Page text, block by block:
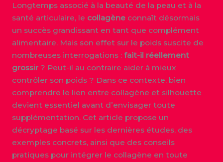
Longtemps associé à la beauté de la peau et à la
santé articulaire, le collagèneconnaît désormais
un succès grandissant en tant que complément
alimentaire. Mais son effet sur le poids suscite de
nombreuses interrogations : fait-il réellement
grossir? Peut-il au contraire aider à mieux
contrôler son poids ? Dans ce contexte, bien
comprendre le lien entre collagène et silhouette
devient essentiel avant d’envisager toute
supplémentation. Cet article propose un
décryptage basé sur les dernières études, des
exemples concrets, ainsi que des conseils
pratiques pour intégrer le collagène en toute